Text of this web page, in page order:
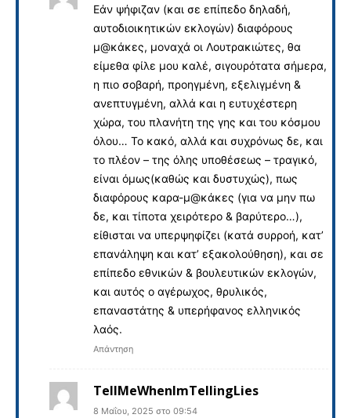
Εάν ψήφιζαν (και σε επίπεδο δηλαδή,
αυτοδιοικητικών εκλογών) διαφόρους
μ@κάκες, μοναχά οι Λουτρακιώτες, θα
είμεθα φίλε μου καλέ, σιγουρότατα σήμερα,
η πιο σοβαρή, προηγμένη, εξελιγμένη &
ανεπτυγμένη, αλλά και η ευτυχέστερη
χώρα, του πλανήτη της γης και του κόσμου
όλου… Το κακό, αλλά και συχρόνως δε, και
το πλέον – της όλης υποθέσεως – τραγικό,
είναι όμως(καθώς και δυστυχώς), πως
διαφόρους καρα-μ@κάκες (για να μην πω
δε, και τίποτα χειρότερο & βαρύτερο…),
είθισται να υπερψηφίζει (κατά συρροή, κατ’
επανάληψη και κατ’ εξακολούθηση), και σε
επίπεδο εθνικών & βουλευτικών εκλογών,
και αυτός ο αγέρωχος, θρυλικός,
επαναστάτης & υπερήφανος ελληνικός
λαός.
Απάντηση
TellMeWhenImTellingLies
8 Μαΐου, 2025 στο 09:54